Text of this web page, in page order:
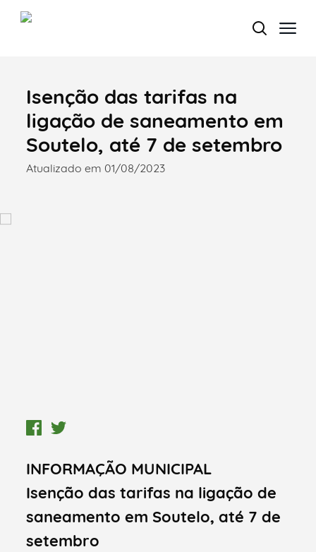
Termo de Pesquisa
Isenção das tarifas na
ligação de saneamento em
Soutelo, até 7 de setembro
Atualizado em 01/08/2023
INFORMAÇÃO MUNICIPAL
Isenção das tarifas na ligação de
saneamento em Soutelo, até 7 de
setembro